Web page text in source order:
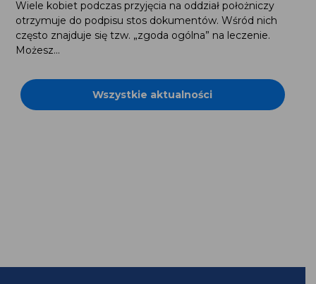
Wiele kobiet podczas przyjęcia na oddział położniczy
otrzymuje do podpisu stos dokumentów. Wśród nich
często znajduje się tzw. „zgoda ogólna” na leczenie.
Możesz...
Wszystkie aktualności